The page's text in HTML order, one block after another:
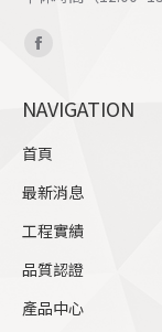
Find us on:
Facebook
opens
window
NAVIGATION
首頁
最新消息
工程實績
品質認證
產品中心